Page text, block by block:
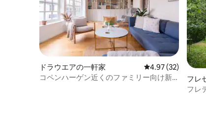
ドラウエアの一軒家 レビュー32件、5
4.97 (32)
コペンハーゲン近くのファミリー向け新
フレ
フレ